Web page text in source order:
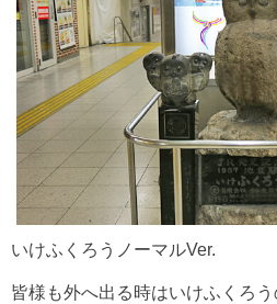
いけふくろうノーマルVer.
皆様も外へ出る時はいけふくろ